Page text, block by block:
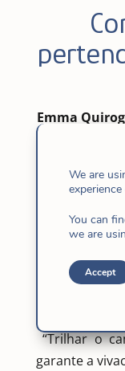
Emma
“Trilhar o
garante a
We are
You can
we are
Accept